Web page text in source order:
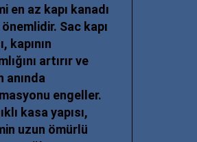
en az kapı kanadı
Sac kapı
kapının
artırır ve
anında
engeller.
kasa yapısı,
uzun ömürlü